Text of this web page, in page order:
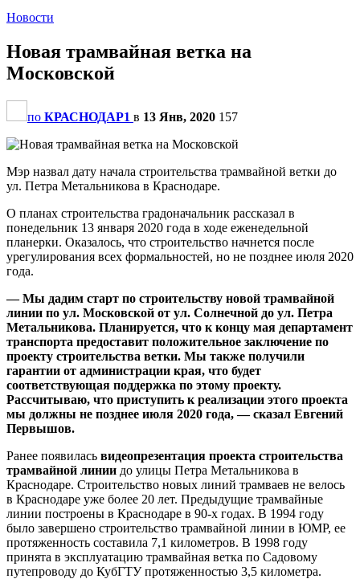
Новости
Новая трамвайная ветка на
Московской
по КРАСНОДАР1 в 13 Янв, 2020 157
Мэр назвал дату начала строительства трамвайной ветки до
ул. Петра Метальникова в Краснодаре.
О планах строительства градоначальник рассказал в
понедельник 13 января 2020 года в ходе еженедельной
планерки. Оказалось, что строительство начнется после
урегулирования всех формальностей, но не позднее июля 2020
года.
— Мы дадим старт по строительству новой трамвайной
линии по ул. Московской от ул. Солнечной до ул. Петра
Метальникова. Планируется, что к концу мая департамент
транспорта предоставит положительное заключение по
проекту строительства ветки. Мы также получили
гарантии от администрации края, что будет
соответствующая поддержка по этому проекту.
Рассчитываю, что приступить к реализации этого проекта
мы должны не позднее июля 2020 года, — сказал Евгений
Первышов.
Ранее появилась видеопрезентация проекта строительства
трамвайной линии до улицы Петра Метальникова в
Краснодаре. Строительство новых линий трамваев не велось
в Краснодаре уже более 20 лет. Предыдущие трамвайные
линии построены в Краснодаре в 90-х годах. В 1994 году
было завершено строительство трамвайной линии в ЮМР, ее
протяженность составила 7,1 километров. В 1998 году
принята в эксплуатацию трамвайная ветка по Садовому
путепроводу до КубГТУ протяженностью 3,5 километра.